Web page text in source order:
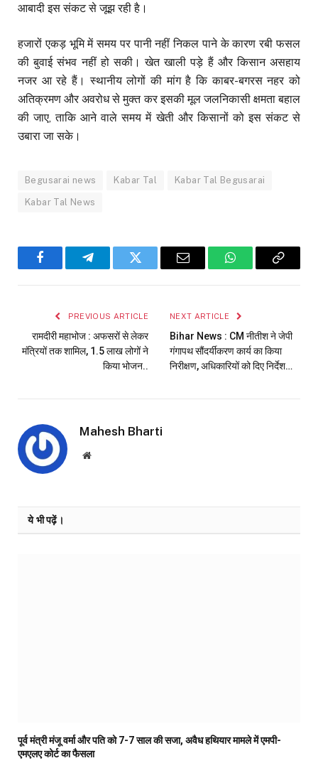
आबादी इस संकट से जूझ रही है।
हजारों एकड़ भूमि में समय पर पानी नहीं निकल पाने के कारण रबी फसल
की बुवाई संभव नहीं हो सकी। खेत खाली पड़े हैं और किसान असहाय
नजर आ रहे हैं। स्थानीय लोगों की मांग है कि काबर-बगरस नहर को
अतिक्रमण और अवरोध से मुक्त कर इसकी मूल जलनिकासी क्षमता बहाल
की जाए, ताकि आने वाले समय में खेती और किसानों को इस संकट से
उबारा जा सके।
Begusarai news Kabar Tal Kabar Tal Begusarai
Kabar Tal News
FacebookTelegramTwitter Email WhatsAppCopy
PREVIOUS ARTICLE
रामदीरी महाभोज : अफसरों से लेकर
मंत्रियों तक शामिल, 1.5 लाख लोगों ने
किया भोजन..
NEXT ARTICLE
Bihar News : CM नीतीश ने जेपी
गंगापथ सौंदर्यीकरण कार्य का किया
निरीक्षण, अधिकारियों को दिए निर्देश…
Mahesh Bharti
Website
ये भी पढ़ें।
पूर्व मंत्री मंजू वर्मा और पति को 7-7 साल की सजा, अवैध हथियार मामले में एमपी-
एमएलए कोर्ट का फैसला